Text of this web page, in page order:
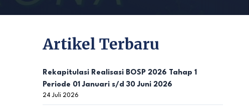
Artikel Terbaru
Rekapitulasi Realisasi BOSP 2026 Tahap 1
Periode 01 Januari s/d 30 Juni 2026
24 Juli 2026